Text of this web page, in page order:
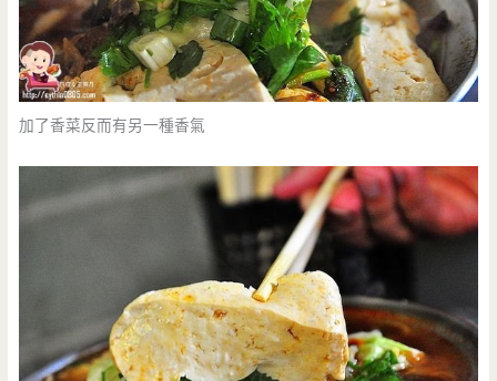
加了香菜反而有另一種香氣